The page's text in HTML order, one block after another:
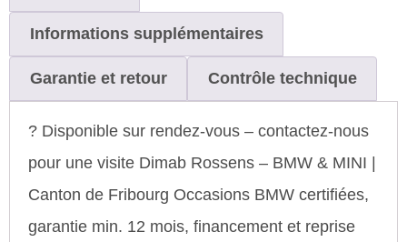
Informations supplémentaires
Garantie et retour Contrôle technique
? Disponible sur rendez-vous – contactez-nous
pour une visite Dimab Rossens – BMW & MINI |
Canton de Fribourg Occasions BMW certifiées,
garantie min. 12 mois, financement et reprise